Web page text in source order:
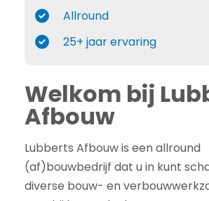
Allround
25+ jaar ervaring
Welkom bij
Afbouw
Lubberts Afbouw is een allround
(af)bouwbedrijf dat u in kunt
diverse bouw- en